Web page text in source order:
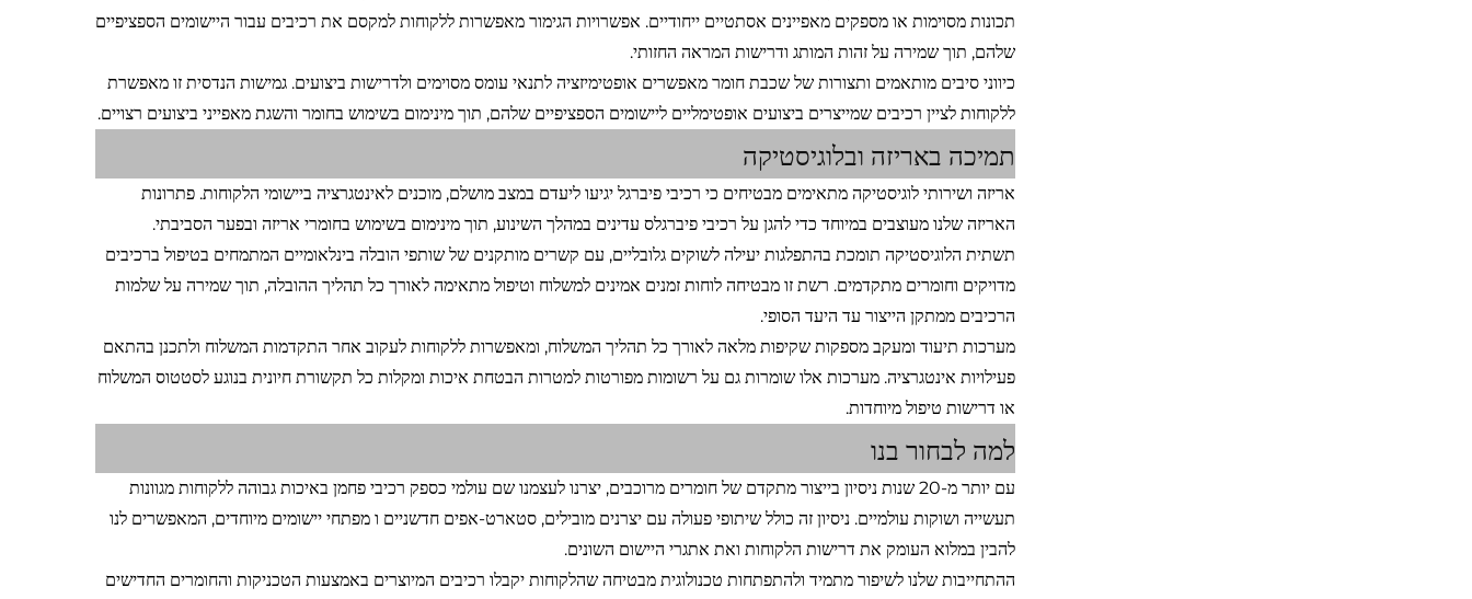
תכונות מסוימות או מספקים מאפיינים אסתטיים ייחודיים. אפשרויות הגימור מאפשרות ללקוחות למקסם את רכיבים עבור היישומים הספציפיים
שלהם, תוך שמירה על זהות המותג ודרישות המראה החזותי.
כיווני סיבים מותאמים ותצורות של שכבת חומר מאפשרים אופטימיזציה לתנאי עומס מסוימים ולדרישות ביצועים. גמישות הנדסית זו מאפשרת
ללקוחות לציין רכיבים שמייצרים ביצועים אופטימליים ליישומים הספציפיים שלהם, תוך מינימום בשימוש בחומר והשגת מאפייני ביצועים רצויים.
תמיכה באריזה ובלוגיסטיקה
אריזה ושירותי לוגיסטיקה מתאימים מבטיחים כי רכיבי פיברגל יגיעו ליעדם במצב מושלם, מוכנים לאינטגרציה ביישומי הלקוחות. פתרונות
האריזה שלנו מעוצבים במיוחד כדי להגן על רכיבי פיברגלס עדינים במהלך השינוע, תוך מינימום בשימוש בחומרי אריזה ובפער הסביבתי.
תשתית הלוגיסטיקה תומכת בהתפלגות יעילה לשוקים גלובליים, עם קשרים מותקנים של שותפי הובלה בינלאומיים המתמחים בטיפול ברכיבים
מדויקים וחומרים מתקדמים. רשת זו מבטיחה לוחות זמנים אמינים למשלוח וטיפול מתאימה לאורך כל תהליך ההובלה, תוך שמירה על שלמות
הרכיבים ממתקן הייצור עד היעד הסופי.
מערכות תיעוד ומעקב מספקות שקיפות מלאה לאורך כל תהליך המשלוח, ומאפשרות ללקוחות לעקוב אחר התקדמות המשלוח ולתכנן בהתאם
פעילויות אינטגרציה. מערכות אלו שומרות גם על רשומות מפורטות למטרות הבטחת איכות ומקלות כל תקשורת חיונית בנוגע לסטטוס המשלוח
או דרישות טיפול מיוחדות.
למה לבחור בנו
עם יותר מ-20 שנות ניסיון בייצור מתקדם של חומרים מרוכבים, יצרנו לעצמנו שם עולמי כספק רכיבי פחמן באיכות גבוהה ללקוחות מגוונות
תעשייה ושוקות עולמיים. ניסיון זה כולל שיתופי פעולה עם יצרנים מובילים, סטארט-אפים חדשניים ו מפתחי יישומים מיוחדים, המאפשרים לנו
להבין במלוא העומק את דרישות הלקוחות ואת אתגרי היישום השונים.
ההתחייבות שלנו לשיפור מתמיד ולהתפתחות טכנולוגית מבטיחה שהלקוחות יקבלו רכיבים המיוצרים באמצעות הטכניקות והחומרים החדישים